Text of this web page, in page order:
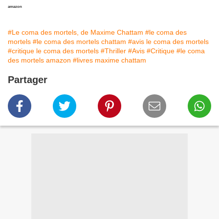
amazon
#Le coma des mortels, de Maxime Chattam #le coma des
mortels #le coma des mortels chattam #avis le coma des mortels
#critique le coma des mortels #Thriller #Avis #Critique #le coma
des mortels amazon #livres maxime chattam
Partager